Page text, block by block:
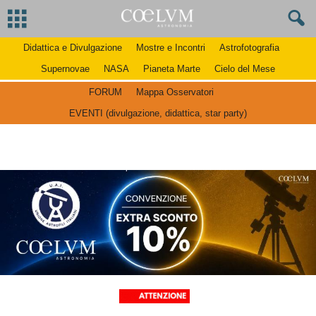
Didattica e Divulgazione Mostre e Incontri
Astrofotografia
Supernovae
NASA Pianeta Marte Cielo del Mese
FORUM
Mappa Osservatori
EVENTI (divulgazione, didattica, star party)